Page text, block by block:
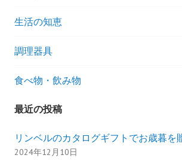
生活の知恵
調理器具
食べ物・飲み物
最近の投稿
リンベルのカタログギフトでお歳暮を
2024年12月10日